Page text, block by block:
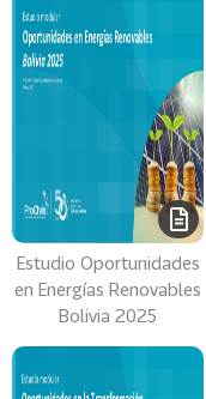
Estudio Oportunidades
en Energías Renovables
Bolivia 2025